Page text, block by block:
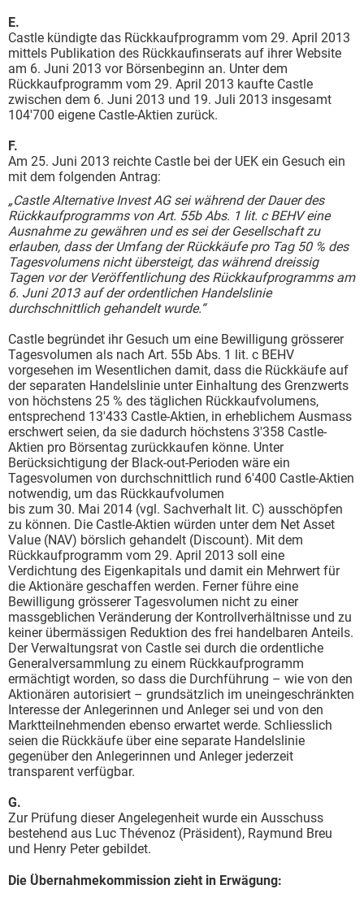
E.
Castle kündigte das Rückkaufprogramm vom 29. April 2013
mittels Publikation des Rückkaufinserats auf ihrer Website
am 6. Juni 2013 vor Börsenbeginn an. Unter dem
Rückkaufprogramm vom 29. April 2013 kaufte Castle
zwischen dem 6. Juni 2013 und 19. Juli 2013 insgesamt
104'700 eigene Castle-Aktien zurück.
F.
Am 25. Juni 2013 reichte Castle bei der UEK ein Gesuch ein
mit dem folgenden Antrag:
„Castle Alternative Invest AG sei während der Dauer des
Rückkaufprogramms von Art. 55b Abs. 1 lit. c BEHV eine
Ausnahme zu gewähren und es sei der Gesellschaft zu
erlauben, dass der Umfang der Rückkäufe pro Tag 50 % des
Tagesvolumens nicht übersteigt, das während dreissig
Tagen vor der Veröffentlichung des Rückkaufprogramms am
6. Juni 2013 auf der ordentlichen Handelslinie
durchschnittlich gehandelt wurde.“
Castle begründet ihr Gesuch um eine Bewilligung grösserer
Tagesvolumen als nach Art. 55b Abs. 1 lit. c BEHV
vorgesehen im Wesentlichen damit, dass die Rückkäufe auf
der separaten Handelslinie unter Einhaltung des Grenzwerts
von höchstens 25 % des täglichen Rückkaufvolumens,
entsprechend 13'433 Castle-Aktien, in erheblichem Ausmass
erschwert seien, da sie dadurch höchstens 3'358 Castle-
Aktien pro Börsentag zurückkaufen könne. Unter
Berücksichtigung der Black-out-Perioden wäre ein
Tagesvolumen von durchschnittlich rund 6'400 Castle-Aktien
notwendig, um das Rückkaufvolumen
bis zum 30. Mai 2014 (vgl. Sachverhalt lit. C) ausschöpfen
zu können. Die Castle-Aktien würden unter dem Net Asset
Value (NAV) börslich gehandelt (Discount). Mit dem
Rückkaufprogramm vom 29. April 2013 soll eine
Verdichtung des Eigenkapitals und damit ein Mehrwert für
die Aktionäre geschaffen werden. Ferner führe eine
Bewilligung grösserer Tagesvolumen nicht zu einer
massgeblichen Veränderung der Kontrollverhältnisse und zu
keiner übermässigen Reduktion des frei handelbaren Anteils.
Der Verwaltungsrat von Castle sei durch die ordentliche
Generalversammlung zu einem Rückkaufprogramm
ermächtigt worden, so dass die Durchführung – wie von den
Aktionären autorisiert – grundsätzlich im uneingeschränkten
Interesse der Anlegerinnen und Anleger sei und von den
Marktteilnehmenden ebenso erwartet werde. Schliesslich
seien die Rückkäufe über eine separate Handelslinie
gegenüber den Anlegerinnen und Anleger jederzeit
transparent verfügbar.
G.
Zur Prüfung dieser Angelegenheit wurde ein Ausschuss
bestehend aus Luc Thévenoz (Präsident), Raymund Breu
und Henry Peter gebildet.
Die Übernahmekommission zieht in Erwägung: